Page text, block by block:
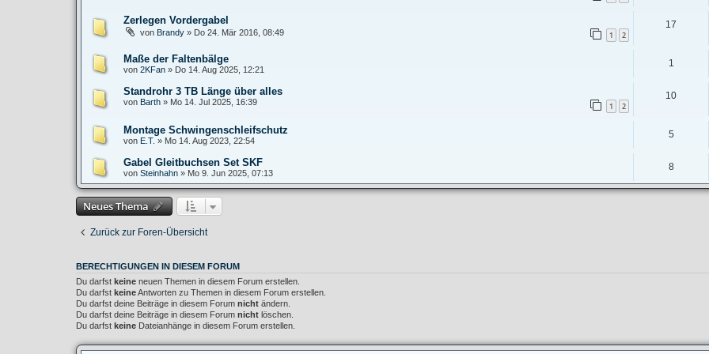
Zerlegen Vordergabel
von Brandy » Do 24. Mär 2016, 08:49 1 2
17
Maße der Faltenbälge
von 2KFan » Do 14. Aug 2025, 12:21
1
Standrohr 3 TB Länge über alles
von Barth » Mo 14. Jul 2025, 16:39 1 2
10
Montage Schwingenschleifschutz
von E.T. » Mo 14. Aug 2023, 22:54
5
Gabel Gleitbuchsen Set SKF
von Steinhahn » Mo 9. Jun 2025, 07:13
8
Neues Thema
Zurück zur Foren-Übersicht
BERECHTIGUNGEN IN DIESEM FORUM
Du darfst keine neuen Themen in diesem Forum erstellen.
Du darfst keineAntworten zu Themen in diesem Forum erstellen.
Du darfst deine Beiträge in diesem Forum nicht ändern.
Du darfst deine Beiträge in diesem Forum nicht löschen.
Du darfst keine Dateianhänge in diesem Forum erstellen.